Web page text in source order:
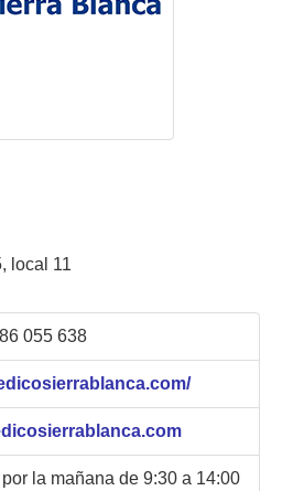
local 11
055 638
la mañana de 9:30 a 14:00